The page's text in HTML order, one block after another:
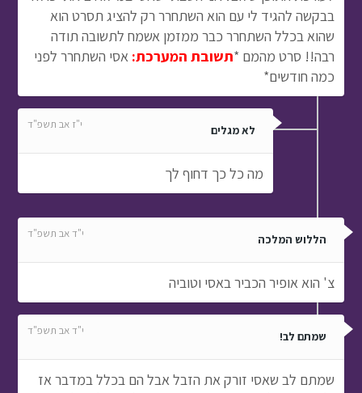
בבקשה להגיד לי עם הוא השתחרר רק להציג תסרט הוא
שהוא בכלל השתחרר כבר ממזמן אשמח לתשובה תודה
רבה!! סרט מהמם *תשובת המערכת: אסי השתחרר לפני
כמה חודשים*
לא מגלים י"ז אב תשפ"ד
מה כל כך דחוף לך
הללוש המלכה י"ד אב תשפ"ד
צ' הוא אופיר הכביר באסי וטוביה
שמתם לב! י"ד אב תשפ"ד
שמתם לב שאסי זורק את הזבל אבל הם בכלל במדבר אז